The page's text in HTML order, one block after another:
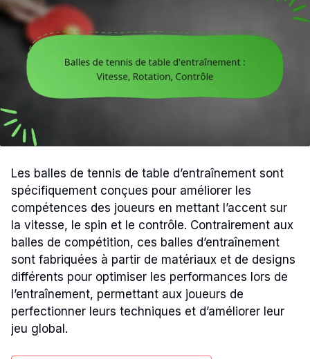
Les balles de tennis de table d’entraînement sont
spécifiquement conçues pour améliorer les
compétences des joueurs en mettant l’accent sur
la vitesse, le spin et le contrôle. Contrairement aux
balles de compétition, ces balles d’entraînement
sont fabriquées à partir de matériaux et de designs
différents pour optimiser les performances lors de
l’entraînement, permettant aux joueurs de
perfectionner leurs techniques et d’améliorer leur
jeu global.